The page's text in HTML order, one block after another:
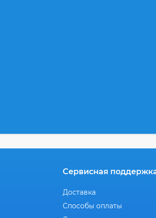
Сервисная
Доставка
Способы оплаты